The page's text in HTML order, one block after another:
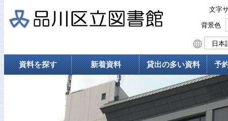
文字
背景色
資料を探す 新着資料 貸出の多い資料 予